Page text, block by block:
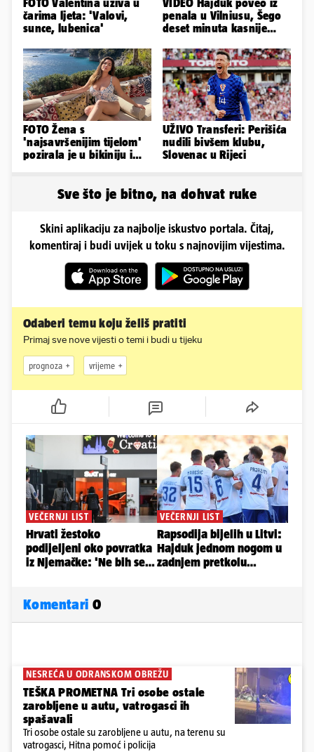
FOTO Valentina uživa u
čarima ljeta: 'Valovi,
sunce, lubenica'
VIDEO Hajduk poveo iz
penala u Vilniusu, Šego
deset minuta kasnije
FOTO Žena s
'najsavršenijim tijelom'
pozirala je u bikiniju i
UŽIVO Transferi: Perišića
nudili bivšem klubu,
Slovenac u Rijeci
Sve što je bitno, na dohvat ruke
Skini aplikaciju za najbolje iskustvo portala. Čitaj,
komentiraj i budi uvijek u toku s najnovijim vijestima.
Odaberi temu koju želiš pratiti
Primaj sve nove vijesti o temi i budi u tijeku
prognoza vrijeme
Komentari 0
NESREĆA U ODRANSKOM OBREŽU
TEŠKA PROMETNA Tri osobe ostale
zarobljene u autu, vatrogasci ih
spašavali
Tri osobe ostale su zarobljene u autu, na terenu su
vatrogasci, Hitna pomoć i policija